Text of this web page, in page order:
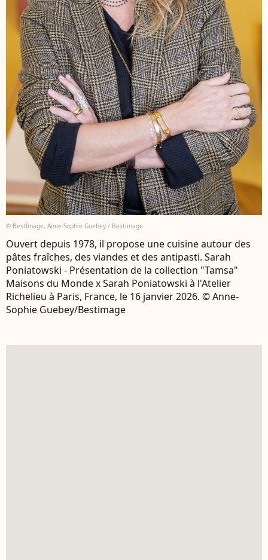
© BestImage, Anne-Sophie Guebey / Bestimage
Ouvert depuis 1978, il propose une cuisine autour des
pâtes fraîches, des viandes et des antipasti. Sarah
Poniatowski - Présentation de la collection "Tamsa"
Maisons du Monde x Sarah Poniatowski à l'Atelier
Richelieu à Paris, France, le 16 janvier 2026. © Anne-
Sophie Guebey/Bestimage